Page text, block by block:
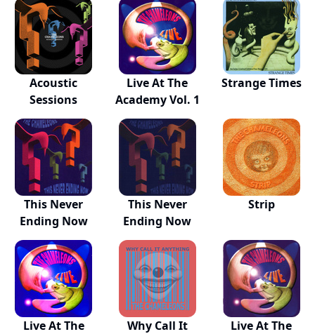
Acoustic
Sessions
Live At The
Academy Vol. 1
Strange Times
This Never
Ending Now
This Never
Ending Now
Strip
Live At The
Why Call It
Live At The